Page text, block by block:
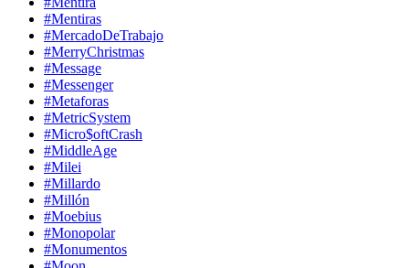
#Mentiras
#MercadoDeTrabajo
#MerryChristmas
#Message
#Messenger
#Metaforas
#MetricSystem
#Micro$oftCrash
#MiddleAge
#Milei
#Millardo
#Millón
#Moebius
#Monopolar
#Monumentos